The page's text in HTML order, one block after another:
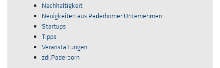
Nachhaltigkeit
Neuigkeiten aus Paderborner Unternehmen
Startups
Tipps
Veranstaltungen
zdi.Paderborn